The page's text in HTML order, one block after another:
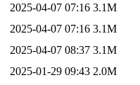
2025-04-07 07:16 3.1M
2025-04-07 07:16 3.1M
2025-04-07 08:37 3.1M
2025-01-29 09:43 2.0M